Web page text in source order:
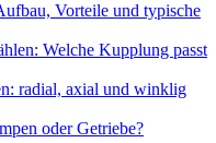
Vorteile und typische
Welche Kupplung passt
radial, axial und winklig
oder Getriebe?